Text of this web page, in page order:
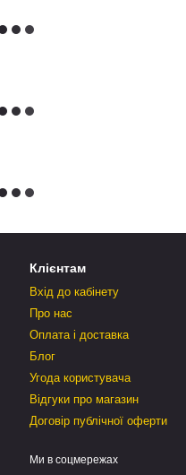
Клієнтам
Вхід до кабінету
Про нас
Оплата і доставка
Блог
Угода користувача
Відгуки про магазин
Договір публічної оферти
Ми в соцмережах